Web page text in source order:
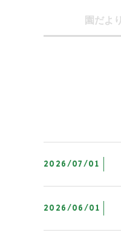
園だより
2026/07/01
2026/06/01